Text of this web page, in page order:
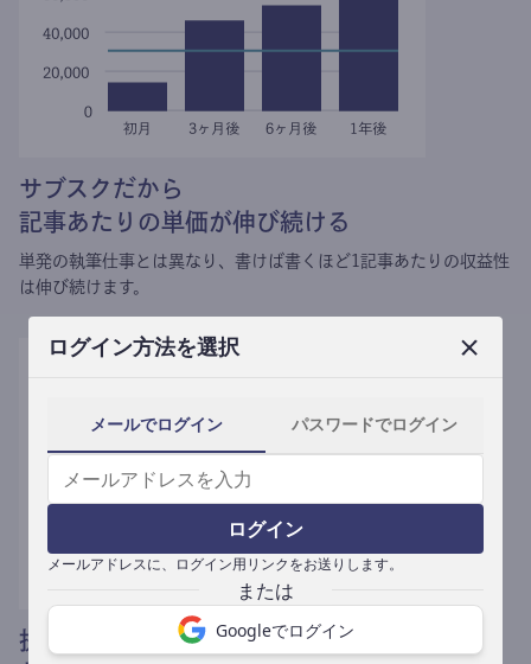
ログイン方法を選択
メールでログイン パスワードでログイン
ログイン
メールアドレスに、ログイン用リンクをお送りします。
Googleでログイン
サブスクだから
記事あたりの単価が伸び続ける
単発の執筆仕事とは異なり、 書けば書くほど1記事あたりの収益性
は伸び続けます。
提携媒体による記事買い取りで